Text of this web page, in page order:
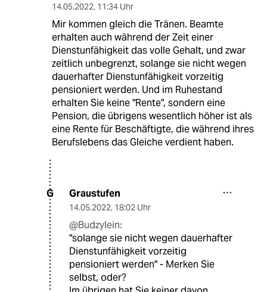
14.05.2022, 11:34 Uhr
Mir kommen gleich die Tränen. Beamte
erhalten auch während der Zeit einer
Dienstunfähigkeit das volle Gehalt, und zwar
zeitlich unbegrenzt, solange sie nicht wegen
dauerhafter Dienstunfähigkeit vorzeitig
pensioniert werden. Und im Ruhestand
erhalten Sie keine "Rente", sondern eine
Pension, die übrigens wesentlich höher ist als
eine Rente für Beschäftigte, die während ihres
Berufslebens das Gleiche verdient haben.
G Graustufen
14.05.2022, 18:02 Uhr
@Budzylein:
"solange sie nicht wegen dauerhafter
Dienstunfähigkeit vorzeitig
pensioniert werden" - Merken Sie
selbst, oder?